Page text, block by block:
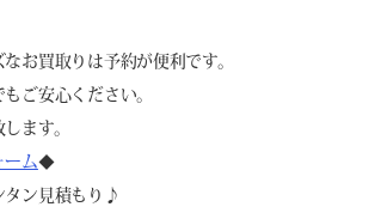
お買取りは予約が便利です。
ご安心ください。
ます。
ーム◆
タン見積もり♪